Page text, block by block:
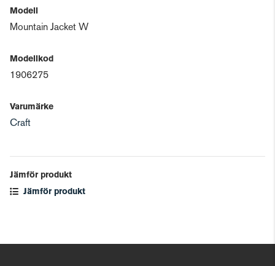
Modell
Mountain Jacket W
Modellkod
1906275
Varumärke
Craft
Jämför produkt
Jämför produkt